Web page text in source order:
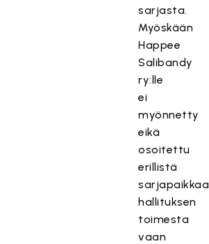
sarjasta.
Myöskään
Happee
Salibandy
ry:lle
ei
myönnetty
eikä
osoitettu
erillistä
sarjapaikkaa
hallituksen
toimesta
vaan